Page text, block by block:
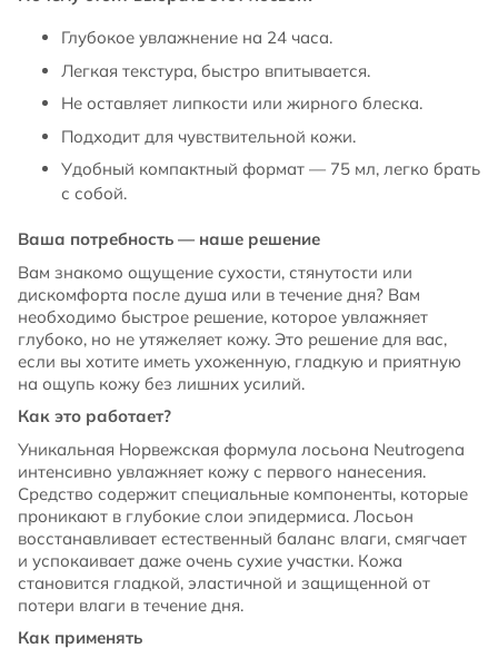
Глубокое увлажнение на 24 часа.
Легкая текстура, быстро впитывается.
Не оставляет липкости или жирного блеска.
Подходит для чувствительной кожи.
Удобный компактный формат — 75 мл, легко брать
с собой.
Ваша потребность — наше решение
Вам знакомо ощущение сухости, стянутости или
дискомфорта после душа или в течение дня? Вам
необходимо быстрое решение, которое увлажняет
глубоко, но не утяжеляет кожу. Это решение для вас,
если вы хотите иметь ухоженную, гладкую и приятную
на ощупь кожу без лишних усилий.
Как это работает?
Уникальная Норвежская формула лосьона Neutrogena
интенсивно увлажняет кожу с первого нанесения.
Средство содержит специальные компоненты, которые
проникают в глубокие слои эпидермиса. Лосьон
восстанавливает естественный баланс влаги, смягчает
и успокаивает даже очень сухие участки. Кожа
становится гладкой, эластичной и защищенной от
потери влаги в течение дня.
Как применять